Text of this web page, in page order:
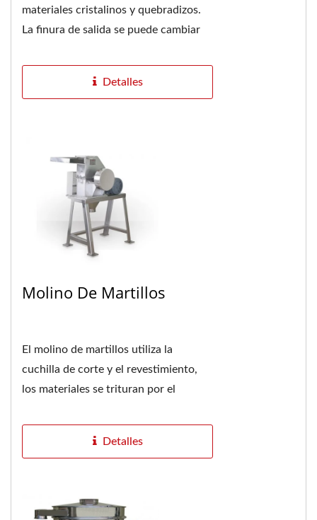
materiales cristalinos y quebradizos.
La finura de salida se puede cambiar
filtrante...
Detalles
Molino De Martillos
El molino de martillos utiliza la
cuchilla de corte y el revestimiento,
los materiales se trituran por el
tamaño del material...
Detalles